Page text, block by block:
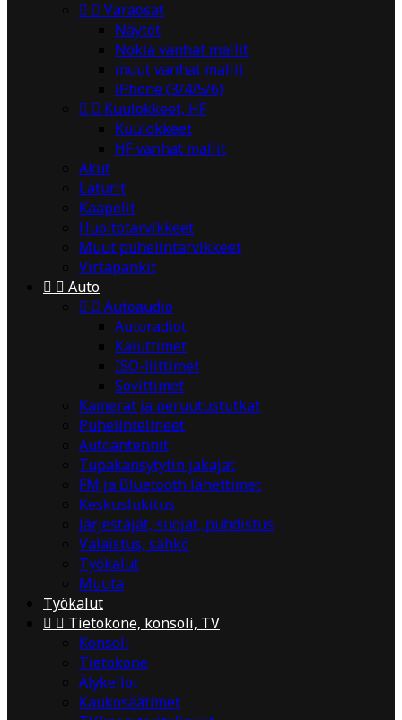
  Varaosat
Näytöt
Nokia vanhat mallit
muut vanhat mallit
iPhone (3/4/5/6)
  Kuulokkeet, HF
Kuulokkeet
HF vanhat mallit
Akut
Laturit
Kaapelit
Huoltotarvikkeet
Muut puhelintarvikkeet
Virtapankit
  Auto
  Autoaudio
Autoradiot
Kaiuttimet
ISO-liittimet
Sovittimet
Kamerat ja peruutustutkat
Puhelintelineet
Autoantennit
Tupakansytytin jakajat
FM ja Bluetooth lähettimet
Keskuslukitus
Järjestäjät, suojat, puhdistus
Valaistus, sähkö
Työkalut
Muuta
Työkalut
  Tietokone, konsoli, TV
Konsoli
Tietokone
Älykellot
Kaukosäätimet